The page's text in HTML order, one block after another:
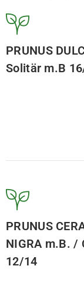
PRUNUS
Solitär m.B
PRUNUS
NIGRA m.B. /
12/14